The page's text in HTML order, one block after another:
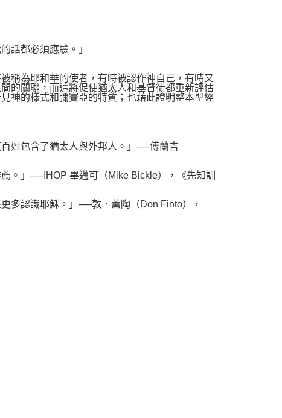
話都必須應驗。」
為耶和華的使者，有時被認作神自己，有時又
的關聯，而這將促使猶太人和基督徒都重新評估
神的樣式和彌賽亞的特質；也藉此證明整本聖經
姓包含了猶太人與外邦人。」──傅蘭吉
」──IHOP 畢邁可（Mike Bickle），《先知訓
認識耶穌。」──敦．薰陶（Don Finto），